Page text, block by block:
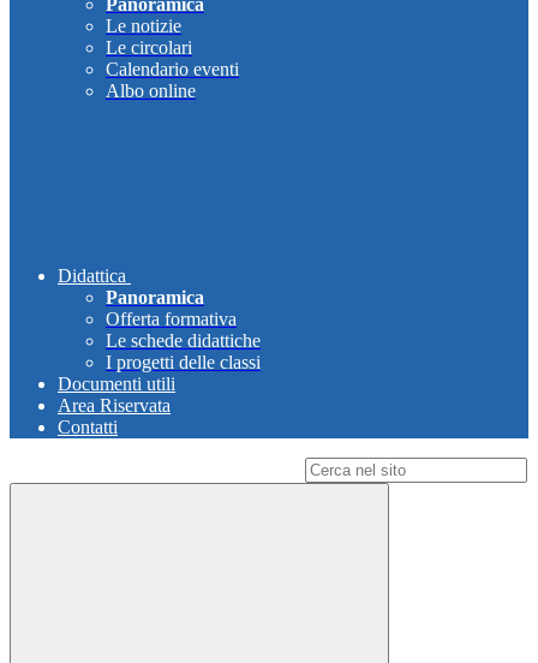
Panoramica
Le notizie
Le circolari
Calendario eventi
Albo online
Didattica
Panoramica
Offerta formativa
Le schede didattiche
I progetti delle classi
Documenti utili
Area Riservata
Contatti